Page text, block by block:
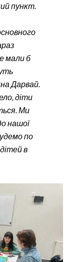
пункт.
мали б
Дарвай.
діти
Ми
нашої
по
в